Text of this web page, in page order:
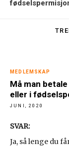
MEDLEMSKAP
Må man
eller i
JUNI, 2020
SVAR:
Ja, så lenge du